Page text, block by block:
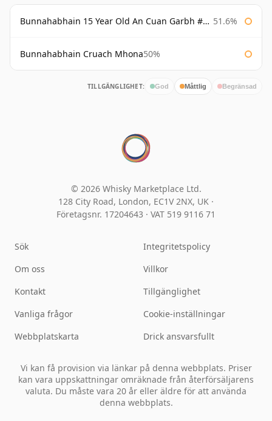
Bunnahabhain 15 Year Old An Cuan Garbh #1 Westering Home Collection 51.6%
Bunnahabhain Cruach Mhona50%
TILLGÄNGLIGHET: God Måttlig Begränsad
© 2026 Whisky Marketplace Ltd.
128 City Road, London, EC1V 2NX, UK ·
Företagsnr. 17204643 · VAT 519 9116 71
Sök
Om oss
Kontakt
Vanliga frågor
Webbplatskarta
Integritetspolicy
Villkor
Tillgänglighet
Cookie-inställningar
Drick ansvarsfullt
Vi kan få provision via länkar på denna webbplats. Priser
kan vara uppskattningar omräknade från återförsäljarens
valuta. Du måste vara 20 år eller äldre för att använda
denna webbplats.